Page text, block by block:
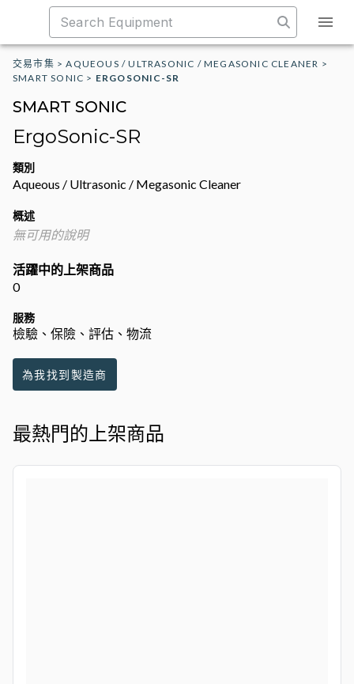
交易市集 >AQUEOUS / ULTRASONIC / MEGASONIC CLEANER >
SMART SONIC > ERGOSONIC-SR
SMART SONIC
ErgoSonic-SR
類別
Aqueous / Ultrasonic / Megasonic Cleaner
概述
無可用的說明
活躍中的上架商品
0
服務
檢驗、保險、評估、物流
為我找到製造商
最熱門的上架商品